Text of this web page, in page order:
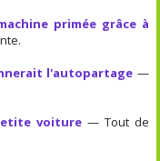
primée grâce à
l'autopartage —
voiture— Tout de